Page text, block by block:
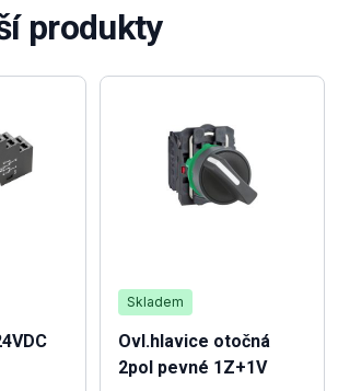
produkty
Skladem
Ovl.hlavice otočná
2pol pevné 1Z+1V